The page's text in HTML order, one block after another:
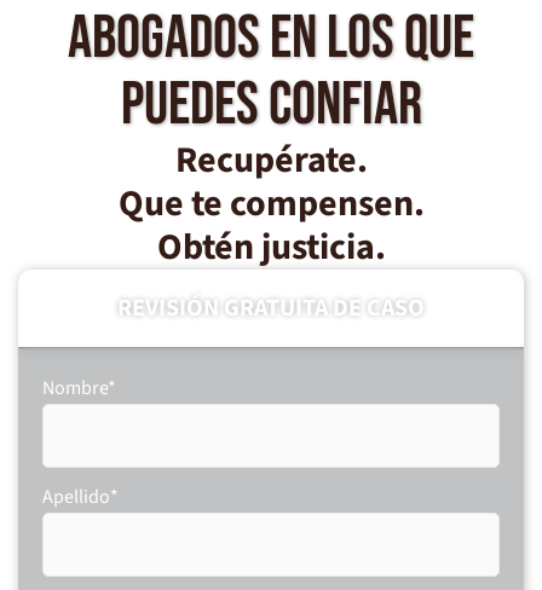
Abogados en los que
puedes confiar
Recupérate.
Que te compensen.
Obtén justicia.
REVISIÓN GRATUITA DE CASO
Nombre*
Apellido*